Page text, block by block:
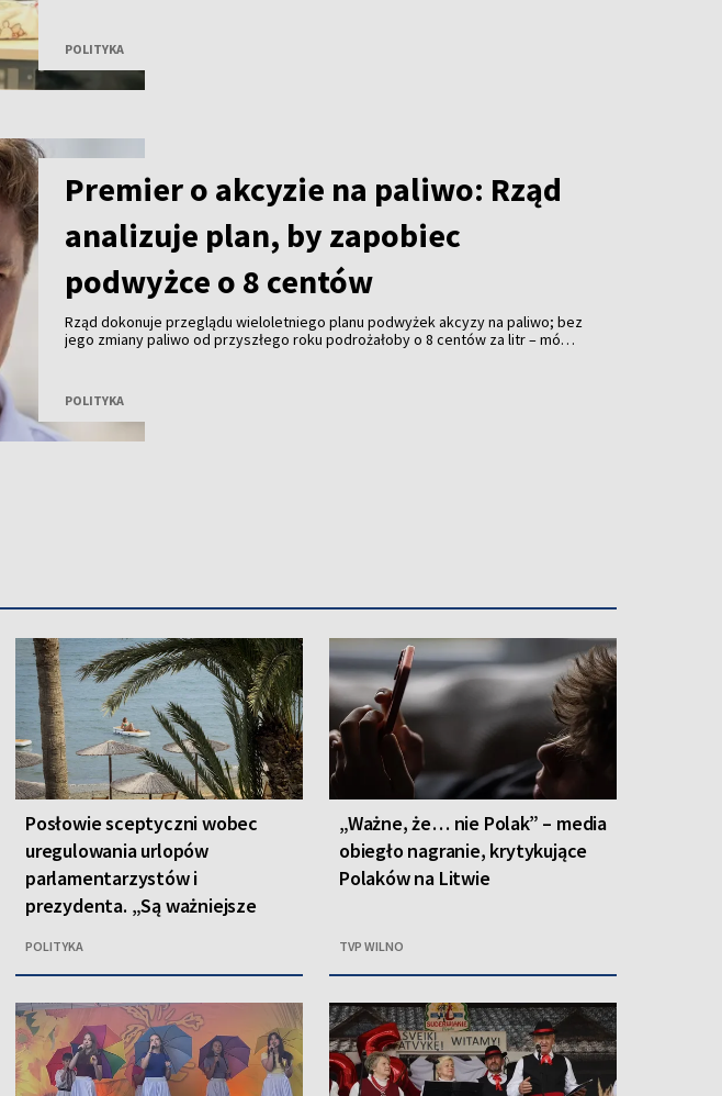
POLITYKA
Premier o akcyzie na paliwo: Rząd
analizuje plan, by zapobiec
podwyżce o 8 centów
Rząd dokonuje przeglądu wieloletniego planu podwyżek akcyzy na paliwo; bez
jego zmiany paliwo od przyszłego roku podrożałoby o 8 centów za litr – mówi
POLITYKA
Posłowie sceptyczni wobec
uregulowania urlopów
parlamentarzystów i
prezydenta. „Są ważniejsze
POLITYKA
„Ważne, że… nie Polak” – media
obiegło nagranie, krytykujące
Polaków na Litwie
TVP WILNO